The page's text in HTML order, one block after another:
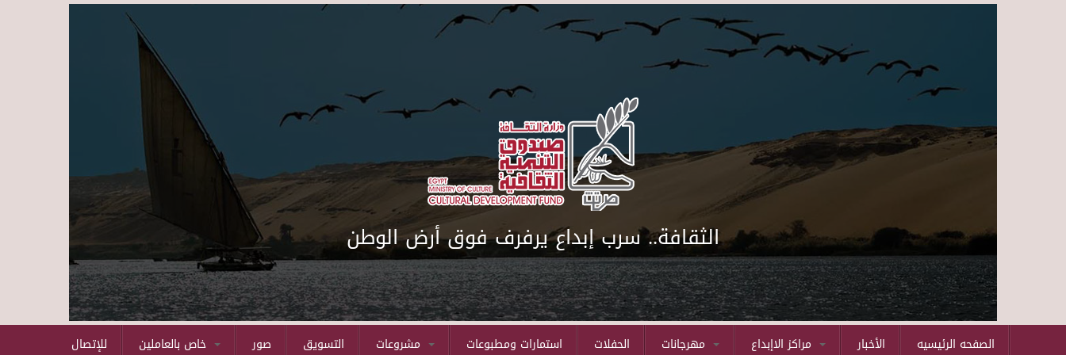
Skip to main content
الثقافة.. سرب إبداع يرفرف فوق أرض الوطن
للإتصال صور التسويق استمارات ومطبوعات الحفلات الأخبار الصفحه الرئيسيه
Before 01